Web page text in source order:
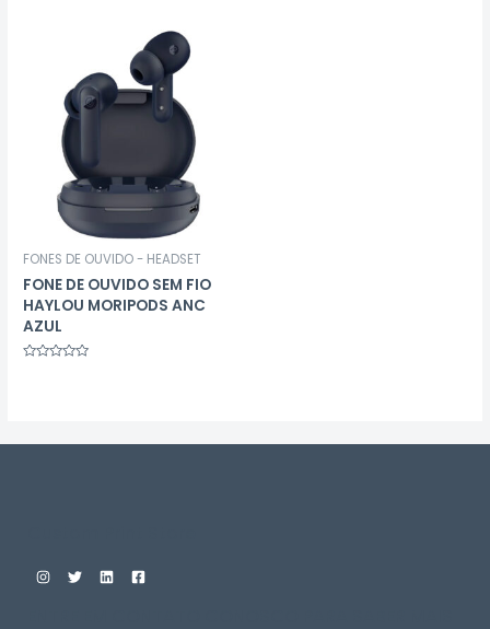
FONES DE OUVIDO - HEADSET
FONE DE OUVIDO SEM FIO
HAYLOU MORIPODS ANC
AZUL